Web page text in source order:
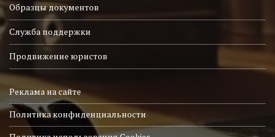
Образцы документов
Служба поддержки
Продвижение юристов
Реклама на сайте
Политика конфиденциальности